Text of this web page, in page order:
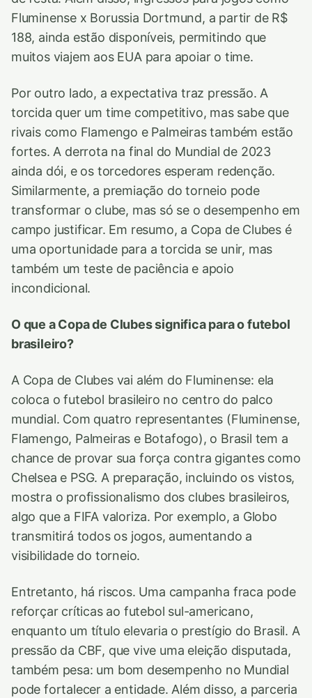
Fluminense x Borussia Dortmund, a partir de R$
188, ainda estão disponíveis, permitindo que
muitos viajem aos EUA para apoiar o time.
Por outro lado, a expectativa traz pressão. A
torcida quer um time competitivo, mas sabe que
rivais como Flamengo e Palmeiras também estão
fortes. A derrota na final do Mundial de 2023
ainda dói, e os torcedores esperam redenção.
Similarmente, a premiação do torneio pode
transformar o clube, mas só se o desempenho em
campo justificar. Em resumo, a Copa de Clubes é
uma oportunidade para a torcida se unir, mas
também um teste de paciência e apoio
incondicional.
O que a Copa de Clubes significa para o futebol
brasileiro?
A Copa de Clubes vai além do Fluminense: ela
coloca o futebol brasileiro no centro do palco
mundial. Com quatro representantes (Fluminense,
Flamengo, Palmeiras e Botafogo), o Brasil tem a
chance de provar sua força contra gigantes como
Chelsea e PSG. A preparação, incluindo os vistos,
mostra o profissionalismo dos clubes brasileiros,
algo que a FIFA valoriza. Por exemplo, a Globo
transmitirá todos os jogos, aumentando a
visibilidade do torneio.
Entretanto, há riscos. Uma campanha fraca pode
reforçar críticas ao futebol sul-americano,
enquanto um título elevaria o prestígio do Brasil. A
pressão da CBF, que vive uma eleição disputada,
também pesa: um bom desempenho no Mundial
pode fortalecer a entidade. Além disso, a parceria